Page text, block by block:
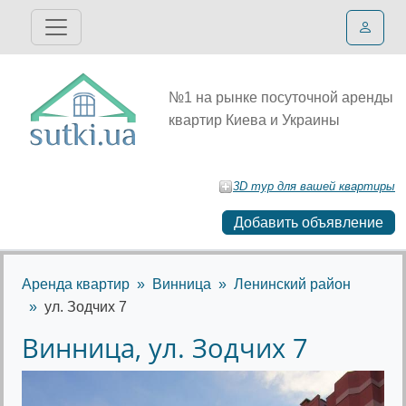
№1 на рынке посуточной аренды
квартир Киева и Украины
3D тур для вашей квартиры
Добавить объявление
Аренда квартир Винница
Ленинский район
ул. Зодчих 7
Винница, ул. Зодчих 7